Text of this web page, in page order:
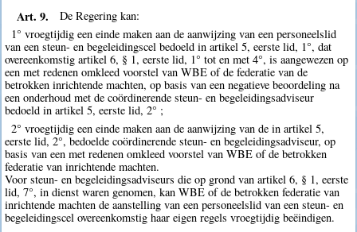
Art. 9.
De Regering kan:
1° vroegtijdig een einde maken aan de aanwijzing van een personeelslid
van een steun- en begeleidingscel bedoeld in artikel 5, eerste lid, 1°, dat
overeenkomstig artikel 6, § 1, eerste lid, 1° tot en met 4°, is aangewezen op
een met redenen omkleed voorstel van WBE of de federatie van de
betrokken inrichtende machten, op basis van een negatieve beoordeling na
een onderhoud met de coördinerende steun- en begeleidingsadviseur
bedoeld in artikel 5, eerste lid, 2° ;
2° vroegtijdig een einde maken aan de aanwijzing van de in artikel 5,
eerste lid, 2°, bedoelde coördinerende steun- en begeleidingsadviseur, op
basis van een met redenen omkleed voorstel van WBE of de betrokken
federatie van inrichtende machten.
Voor steun- en begeleidingsadviseurs die op grond van artikel 6, § 1, eerste
lid, 7°, in dienst waren genomen, kan WBE of de betrokken federatie van
inrichtende machten de aanstelling van een personeelslid van een steun- en
begeleidingscel overeenkomstig haar eigen regels vroegtijdig beëindigen.